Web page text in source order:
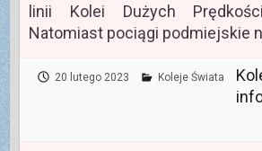
linii Kolei Dużych
Natomiast pociągi podmiejskie
20 lutego 2023 Koleje Świata